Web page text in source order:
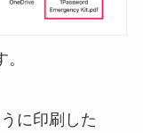
に印刷した